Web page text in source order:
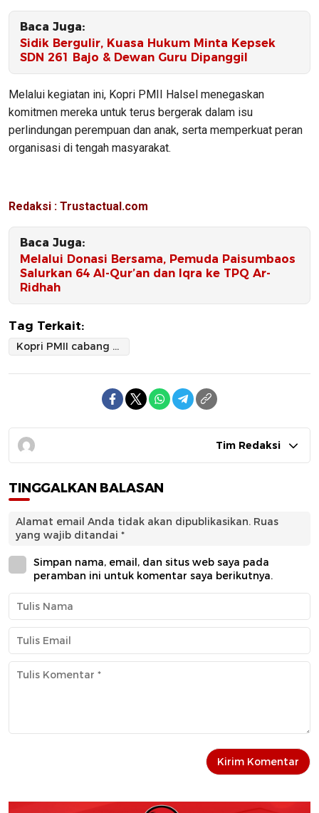
Baca Juga:
Sidik Bergulir, Kuasa Hukum Minta Kepsek
SDN 261 Bajo & Dewan Guru Dipanggil
Melalui kegiatan ini, Kopri PMII Halsel menegaskan
komitmen mereka untuk terus bergerak dalam isu
perlindungan perempuan dan anak, serta memperkuat peran
organisasi di tengah masyarakat.
Redaksi : Trustactual.com
Baca Juga:
Melalui Donasi Bersama, Pemuda Paisumbaos
Salurkan 64 Al-Qur’an dan Iqra ke TPQ Ar-
Ridhah
Tag Terkait:
Kopri PMII cabang Halsel Gelar Sosialisasi Pencegahan Kekerasan Seksual dan Bullying di SMAN 17
Tim Redaksi
TINGGALKAN BALASAN
Alamat email Anda tidak akan dipublikasikan. Ruas
yang wajib ditandai *
Simpan nama, email, dan situs web saya pada
peramban ini untuk komentar saya berikutnya.